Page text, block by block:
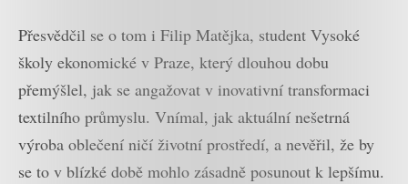
Přesvědčil se o tom i Filip Matějka, student Vysoké
školy ekonomické v Praze, který dlouhou dobu
přemýšlel, jak se angažovat v inovativní transformaci
textilního průmyslu. Vnímal, jak aktuální nešetrná
výroba oblečení ničí životní prostředí, a nevěřil, že by
se to v blízké době mohlo zásadně posunout k lepšímu.